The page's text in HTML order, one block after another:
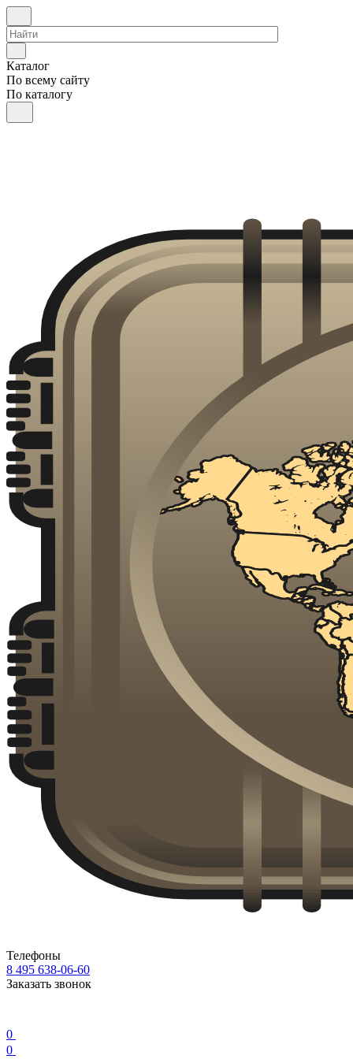
Каталог
По всему сайту
По каталогу
Телефоны
8 495 638-06-60
Заказать звонок
0
0